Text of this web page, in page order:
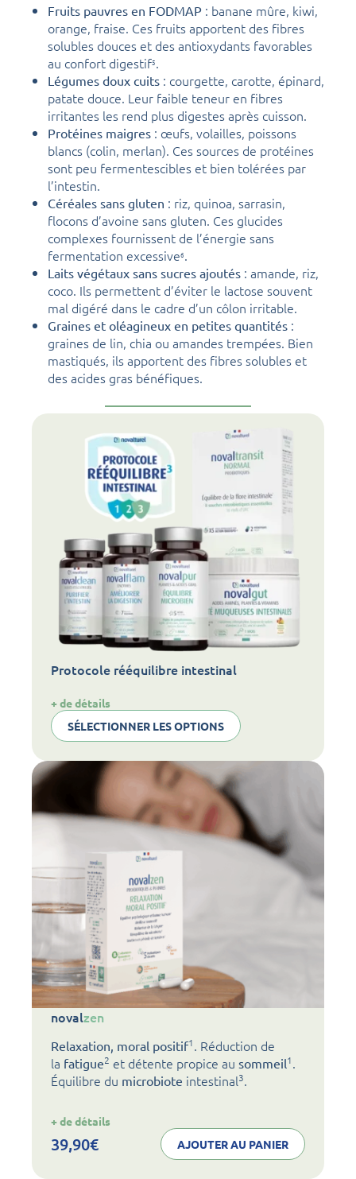
Fruits pauvres en FODMAP : banane mûre, kiwi,
orange, fraise. Ces fruits apportent des fibres
solubles douces et des antioxydants favorables
au confort digestif5.
Légumes doux cuits : courgette, carotte, épinard,
patate douce. Leur faible teneur en fibres
irritantes les rend plus digestes après cuisson.
Protéines maigres : œufs, volailles, poissons
blancs (colin, merlan). Ces sources de protéines
sont peu fermentescibles et bien tolérées par
l’intestin.
Céréales sans gluten : riz, quinoa, sarrasin,
flocons d’avoine sans gluten. Ces glucides
complexes fournissent de l’énergie sans
fermentation excessive6.
Laits végétaux sans sucres ajoutés : amande, riz,
coco. Ils permettent d’éviter le lactose souvent
mal digéré dans le cadre d’un côlon irritable.
Graines et oléagineux en petites quantités :
graines de lin, chia ou amandes trempées. Bien
mastiqués, ils apportent des fibres solubles et
des acides gras bénéfiques.
Protocole rééquilibre intestinal
+ de détails
rééquilibre
intestinal
SÉLECTIONNER LES OPTIONS
novalzen
Relaxation, moral positif1. Réduction de
la fatigue2 et détente propice au sommeil1.
Équilibre du microbiote intestinal3.
+ de détails
39,90€ AJOUTER AU PANIER